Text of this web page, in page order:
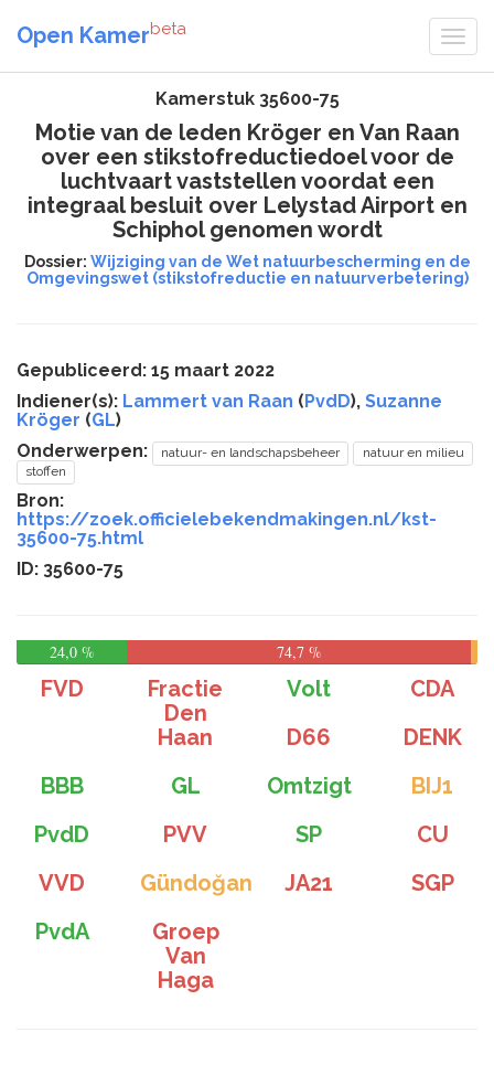
Open Kamerbeta
Kamerstuk 35600-75
Motie van de leden Kröger en Van Raan
over een stikstofreductiedoel voor de
luchtvaart vaststellen voordat een
integraal besluit over Lelystad Airport en
Schiphol genomen wordt
Dossier: Wijziging van de Wet natuurbescherming en de
Omgevingswet (stikstofreductie en natuurverbetering)
Gepubliceerd: 15 maart 2022
Indiener(s): Lammert van Raan (PvdD), Suzanne
Kröger (GL)
Onderwerpen:
natuur- en landschapsbeheer
natuur en milieu
stoffen
Bron:
https://zoek.officielebekendmakingen.nl/kst-
35600-75.html
ID: 35600-75
24,0 % 74,7 %
FVD
Fractie
Den
Haan
Volt
CDA
D66
DENK
BBB
GL Omtzigt
BIJ1
PvdD
PVV SP
CU
VVD
Gündoğan JA21
SGP
PvdA
Groep
Van
Haga